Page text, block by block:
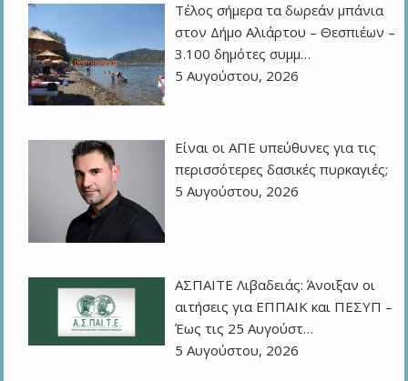
Τέλος σήμερα τα δωρεάν μπάνια
στον Δήμο Αλιάρτου – Θεσπιέων –
3.100 δημότες συμμ…
5 Αυγούστου, 2026
Eίναι οι ΑΠΕ υπεύθυνες για τις
περισσότερες δασικές πυρκαγιές;
5 Αυγούστου, 2026
ΑΣΠΑΙΤΕ Λιβαδειάς: Άνοιξαν οι
αιτήσεις για ΕΠΠΑΙΚ και ΠΕΣΥΠ –
Έως τις 25 Αυγούστ…
5 Αυγούστου, 2026